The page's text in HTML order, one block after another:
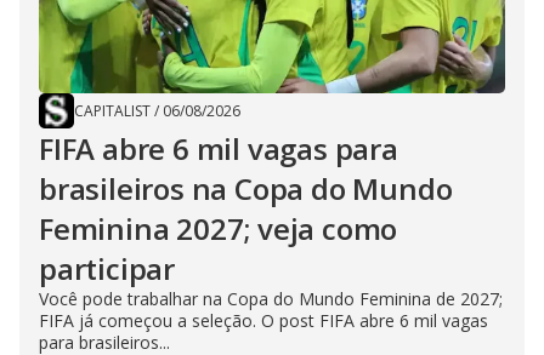
CAPITALIST/ 06/08/2026
FIFA abre 6 mil vagas para
brasileiros na Copa do Mundo
Feminina 2027; veja como
participar
Você pode trabalhar na Copa do Mundo Feminina de 2027;
FIFA já começou a seleção. O post FIFA abre 6 mil vagas
para brasileiros...